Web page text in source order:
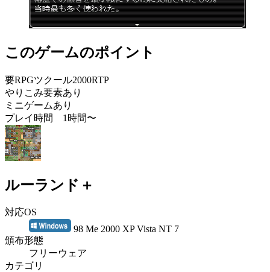
このゲームのポイント
要RPGツクール2000RTP
やりこみ要素あり
ミニゲームあり
プレイ時間 1時間〜
ルーランド＋
対応OS
98 Me 2000 XP Vista NT 7
頒布形態
フリーウェア
カテゴリ